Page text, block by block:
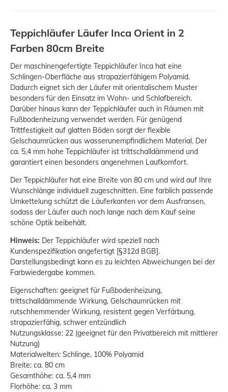
Teppichläufer Läufer Inca Orient in 2
Farben 80cm Breite
Der maschinengefertigte Teppichläufer Inca hat eine
Schlingen-Oberfläche aus strapazierfähigem Polyamid.
Dadurch eignet sich der Läufer mit orientalischem Muster
besonders für den Einsatz im Wohn- und Schlafbereich.
Darüber hinaus kann der Teppichläufer auch in Räumen mit
Fußbodenheizung verwendet werden. Für genügend
Trittfestigkeit auf glatten Böden sorgt der flexible
Gelschaumrücken aus wasserunempfindlichem Material. Der
ca. 5,4 mm hohe Teppichläufer ist trittschalldämmend und
garantiert einen besonders angenehmen Laufkomfort.
Der Teppichläufer hat eine Breite von 80 cm und wird auf Ihre
Wunschlänge individuell zugeschnitten. Eine farblich passende
Umkettelung schützt die Läuferkanten vor dem Ausfransen,
sodass der Läufer auch noch lange nach dem Kauf seine
schöne Optik beibehält.
Hinweis: Der Teppichläufer wird speziell nach
Kundenspezifikation angefertigt [§312d BGB].
Darstellungsbedingt kann es zu leichten Abweichungen bei der
Farbwiedergabe kommen.
Eigenschaften: geeignet für Fußbodenheizung,
trittschalldämmende Wirkung, Gelschaumrücken mit
rutschhemmender Wirkung, resistent gegen Verfärbung,
strapazierfähig, schwer entzündlich
Nutzungsklasse: 22 (geeignet für den Privatbereich mit mittlerer
Nutzung)
Materialwelten: Schlinge, 100% Polyamid
Breite: ca. 80 cm
Gesamthöhe: ca. 5,4 mm
Florhöhe: ca. 3 mm